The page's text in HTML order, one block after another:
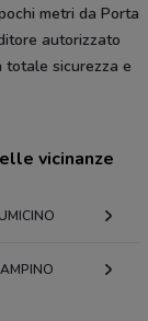
metri da Porta
autorizzato
totale sicurezza e
vicinanze